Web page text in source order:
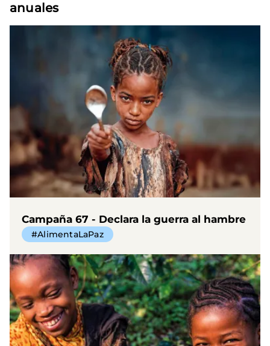
anuales
Campaña 67 - Declara la guerra al hambre
#AlimentaLaPaz